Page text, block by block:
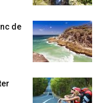
de